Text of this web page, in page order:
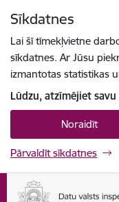
Sīkdatnes
Lai šī tīmekļvietne
sīkdatnes. Ar Jūsu
izmantotas statistikas
Lūdzu, atzīmējiet savu
Noraidīt
Pārvaldīt sīkdatnes